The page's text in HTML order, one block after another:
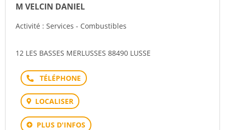
M VELCIN DANIEL
Activité : Services - Combustibles
12 LES BASSES MERLUSSES 88490 LUSSE
Téléphone
LOCALISER
PLUS D'INFOS